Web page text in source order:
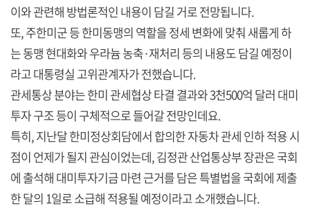
이와 관련해 방법론적인 내용이 담길 거로 전망됩니다.
또, 주한미군 등 한미동맹의 역할을 정세 변화에 맞춰 새롭게 하
는 동맹 현대화와 우라늄 농축·재처리 등의 내용도 담길 예정이
라고 대통령실 고위관계자가 전했습니다.
관세통상 분야는 한미 관세협상 타결 결과와 3천500억 달러 대미
투자 구조 등이 구체적으로 들어갈 전망인데요.
특히, 지난달 한미정상회담에서 합의한 자동차 관세 인하 적용 시
점이 언제가 될지 관심이었는데, 김정관 산업통상부 장관은 국회
에 출석해 대미투자기금 마련 근거를 담은 특별법을 국회에 제출
한 달의 1일로 소급해 적용될 예정이라고 소개했습니다.